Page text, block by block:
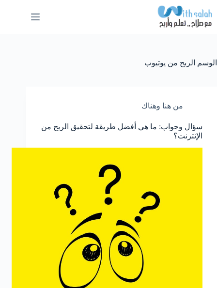
إلى
المحتوى
الوسم الربح من يوتيوب
من هنا وهناك
سؤال وجواب: ما هي أفضل طريقة لتحقيق الربح من
الإنترنت؟